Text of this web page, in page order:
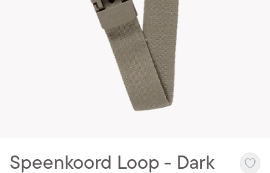
Speenkoord Loop - Dark